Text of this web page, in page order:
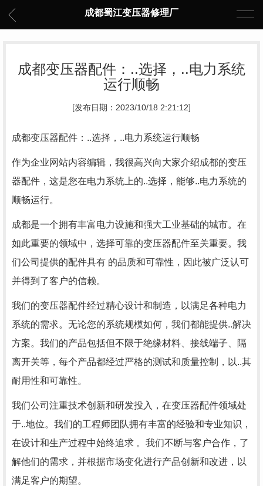
成都蜀江变压器修理厂
成都变压器配件：..选择，..电力系统
运行顺畅
[发布日期：2023/10/18 2:21:12]
成都变压器配件：..选择，..电力系统运行顺畅
作为企业网站内容编辑，我很高兴向大家介绍成都的变压
器配件，这是您在电力系统上的..选择，能够..电力系统的
顺畅运行。
成都是一个拥有丰富电力设施和强大工业基础的城市。在
如此重要的领域中，选择可靠的变压器配件至关重要。我
们公司提供的配件具有 的品质和可靠性，因此被广泛认可
并得到了客户的信赖。
我们的变压器配件经过精心设计和制造，以满足各种电力
系统的需求。无论您的系统规模如何，我们都能提供..解决
方案。我们的产品包括但不限于绝缘材料、接线端子、隔
离开关等，每个产品都经过严格的测试和质量控制，以..其
耐用性和可靠性。
我们公司注重技术创新和研发投入，在变压器配件领域处
于..地位。我们的工程师团队拥有丰富的经验和专业知识，
在设计和生产过程中始终追求 。我们不断与客户合作，了
解他们的需求，并根据市场变化进行产品创新和改进，以
满足客户的期望。